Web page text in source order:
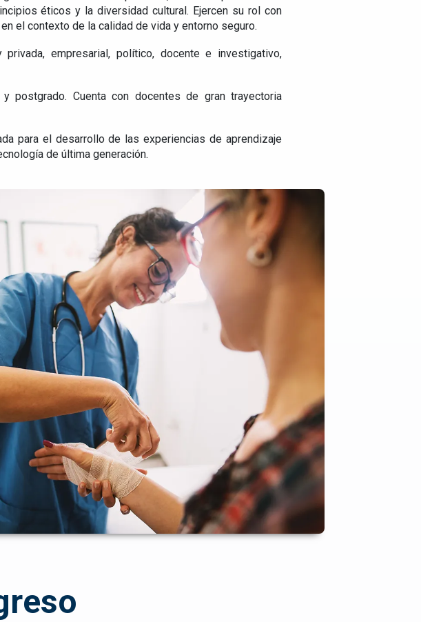
éticos y la diversidad cultural. Ejercen su rol con
el contexto de la calidad de vida y entorno seguro.
empresarial, político, docente e investigativo,
postgrado. Cuenta con docentes de gran trayectoria
para el desarrollo de las experiencias de aprendizaje
de última generación.